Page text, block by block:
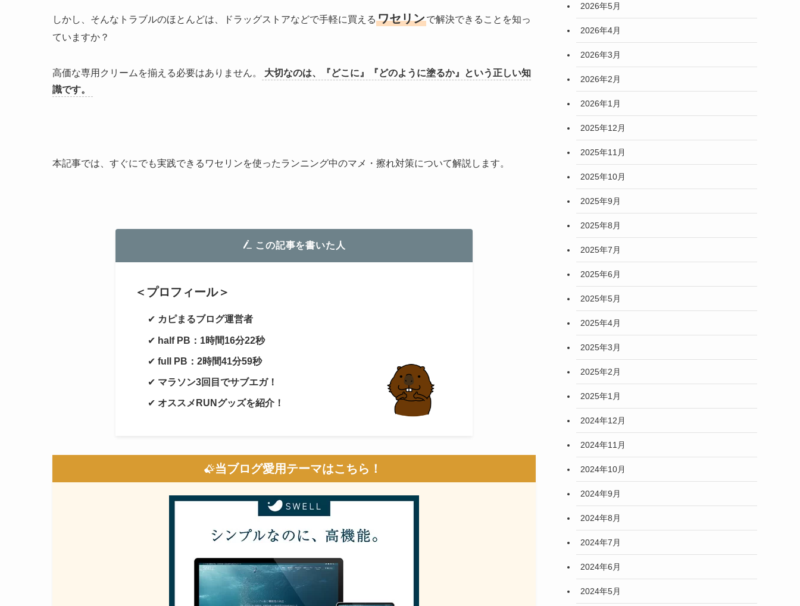
しかし、そんなトラブルのほとんどは、ドラッグストアなどで手軽に買える ワセリンで解決できることを知っ
ていますか？
高価な専用クリームを揃える必要はありません。
大切なのは、『どこに』『どのように塗るか』という正しい知
識です。
本記事では、すぐにでも実践できるワセリンを使ったランニング中のマメ・擦れ対策について解説します。
この記事を書いた人
＜プロフィール＞
✔ カピまるブログ運営者
✔ half PB：1時間16分22秒
✔ full PB：2時間41分59秒
✔ マラソン3回目でサブエガ！
✔ オススメRUNグッズを紹介！
当ブログ愛用テーマはこちら！
2026年5月
2026年4月
2026年3月
2026年2月
2026年1月
2025年12月
2025年11月
2025年10月
2025年9月
2025年8月
2025年7月
2025年6月
2025年5月
2025年4月
2025年3月
2025年2月
2025年1月
2024年12月
2024年11月
2024年10月
2024年9月
2024年8月
2024年7月
2024年6月
2024年5月